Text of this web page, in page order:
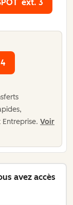
avez accès
ext. 3
Voir